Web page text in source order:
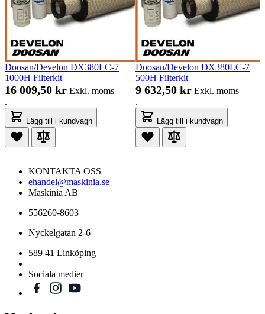
Doosan/Develon DX380LC-7
1000H Filterkit
16 009,50 kr Exkl. moms
.
Lägg till i kundvagn
Doosan/Develon DX380LC-7
500H Filterkit
9 632,50 kr Exkl. moms
.
Lägg till i kundvagn
KONTAKTA OSS
ehandel@maskinia.se
Maskinia AB
556260-8603
Nyckelgatan 2-6
589 41 Linköping
Sociala medier